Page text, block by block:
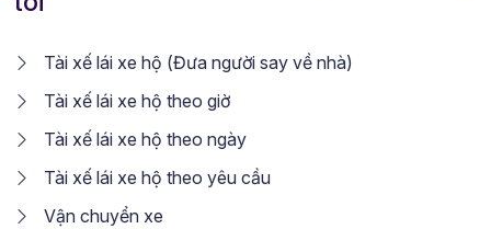
Tài xế lái xe hộ (Đưa người say về nhà)
Tài xế lái xe hộ theo giờ
Tài xế lái xe hộ theo ngày
Tài xế lái xe hộ theo yêu cầu
Vận chuyển xe